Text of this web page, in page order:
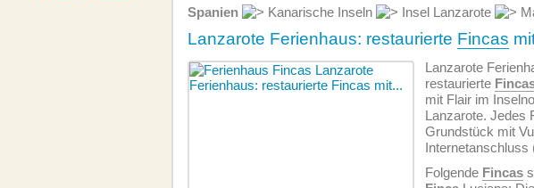
Spanien Kanarische Inseln Insel Lanzarote
Lanzarote Ferienhaus: restaurierte Fincas
Lanzarote
restaurierte
mit Flair im
Lanzarote. Jedes
Grundstück mit
Internetanschluss
Folgende Fincas